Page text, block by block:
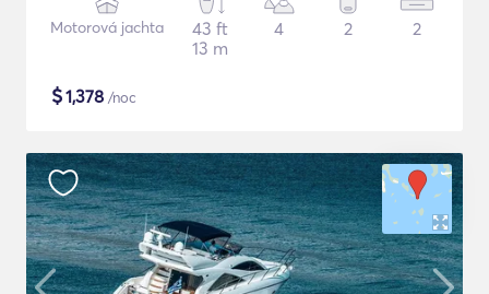
Motorová jachta
43 ft
13 m
4 2 2
$1,378 /noc